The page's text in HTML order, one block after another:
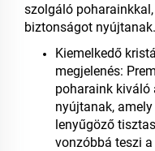
szolgáló
biztonságot nyújtanak.
Kiemelkedő
megjelenés:
poharaink kiváló
nyújtanak, amely
lenyűgöző
vonzóbbá teszi